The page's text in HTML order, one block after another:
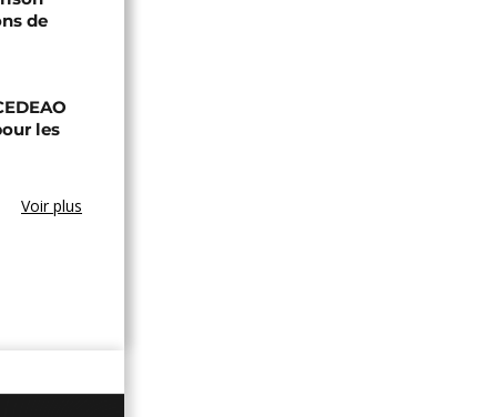
de
les
Voir plus